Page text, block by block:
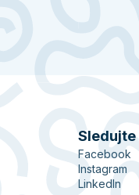
Sledujte
Facebook
Instagram
LinkedIn